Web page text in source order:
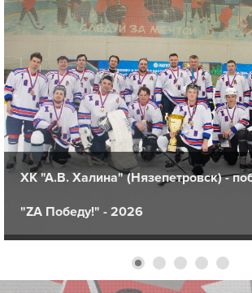
Саратов
Саранск
ХК "А.В. Халина" (Нязепетровск) -
"ZA Победу!" - 2026